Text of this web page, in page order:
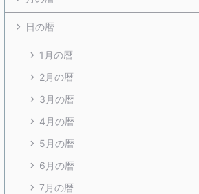
日の暦
1月の暦
2月の暦
3月の暦
4月の暦
5月の暦
6月の暦
7月の暦